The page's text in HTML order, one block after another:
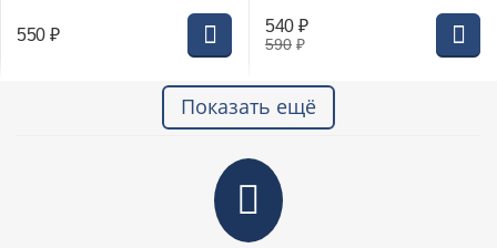
550 ₽ 590 ₽
540 ₽
Показать ещё